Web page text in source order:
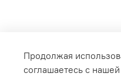
Copyright © 2016-2026
Продолжая
соглашаетесь с нашей